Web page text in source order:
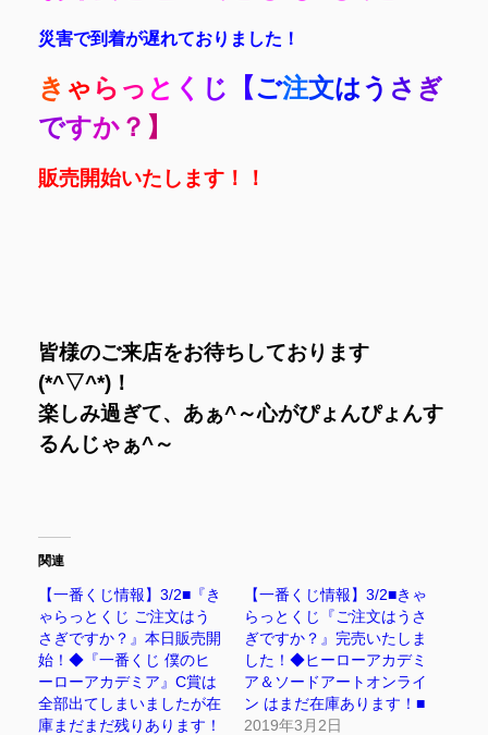
災害で到着が遅れておりました！
き ゃ ら っ と く じ 【ご注文はう さ ぎ
ですか？ 】
販売開始いたします！！
皆様のご来店をお待ちしております
(*^▽^*)！
楽しみ過ぎて、あぁ^～心がぴょんぴょんす
るんじゃぁ^～
関連
【一番くじ情報】3/2■『き
ゃらっとくじ ご注文はう
さぎですか？』本日販売開
始！◆『一番くじ 僕のヒ
ーローアカデミア』C賞は
全部出てしまいましたが在
庫まだまだ残りあります！
【一番くじ情報】3/2■きゃ
らっとくじ『ご注文はうさ
ぎですか？』完売いたしま
した！◆ヒーローアカデミ
ア＆ソードアートオンライ
ン はまだ在庫あります！■
2019年3月2日